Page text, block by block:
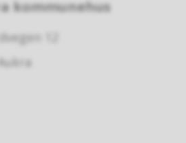
kommunehus
12